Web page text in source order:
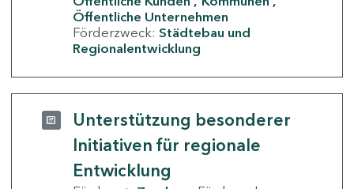
Öffentliche Unternehmen
Förderzweck: Städtebau und
Regionalentwicklung
Unterstützung besonderer
Initiativen für regionale
Entwicklung